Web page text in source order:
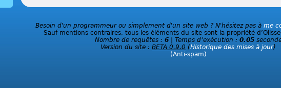
Besoin d'un programmeur ou simplement d'un site web ? N'hésitez pas à me
Sauf mentions contraires, tous les éléments du site sont la propriété
Nombre de requêtes : 6| Temps d’exécution : 0.05
Version du site : BETA 0.9.0 (Historique des mises à jour)
(Anti-spam)